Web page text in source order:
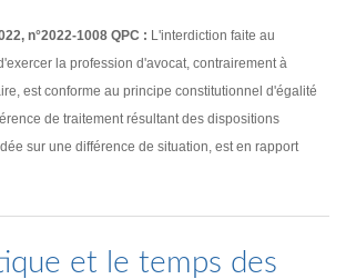
n°2022-1008 QPC : L'interdiction faite au
la profession d'avocat, contrairement à
est conforme au principe constitutionnel d'égalité
de traitement résultant des dispositions
sur une différence de situation, est en rapport
et le temps des